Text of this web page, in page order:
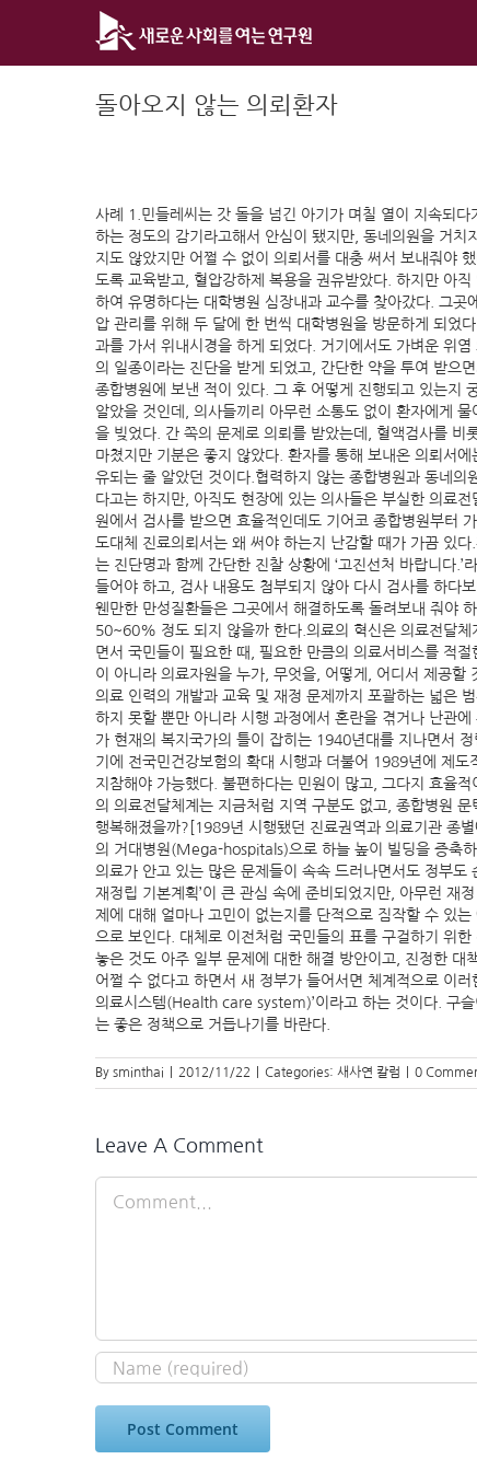
돌아오지 않는 의뢰환자
사례 1.민들레씨는 갓 돌을 넘긴 아기가 며칠 열이 지속되
하는 정도의 감기라고해서 안심이 됐지만, 동네의원을 거
지도 않았지만 어쩔 수 없이 의뢰서를 대충 써서 보내줘야
도록 교육받고, 혈압강하제 복용을 권유받았다. 하지만 아
하여 유명하다는 대학병원 심장내과 교수를 찾아갔다. 그
압 관리를 위해 두 달에 한 번씩 대학병원을 방문하게 되었
과를 가서 위내시경을 하게 되었다. 거기에서도 가벼운 위
의 일종이라는 진단을 받게 되었고, 간단한 약을 투여 받으
종합병원에 보낸 적이 있다. 그 후 어떻게 진행되고 있는지
알았을 것인데, 의사들끼리 아무런 소통도 없이 환자에게
을 빚었다. 간 쪽의 문제로 의뢰를 받았는데, 혈액검사를
마쳤지만 기분은 좋지 않았다. 환자를 통해 보내온 의뢰서
유되는 줄 알았던 것이다.협력하지 않는 종합병원과 동네
다고는 하지만, 아직도 현장에 있는 의사들은 부실한 의료
원에서 검사를 받으면 효율적인데도 기어코 종합병원부터
도대체 진료의뢰서는 왜 써야 하는지 난감할 때가 가끔 있
는 진단명과 함께 간단한 진찰 상황에 ‘고진선처 바랍니다
들어야 하고, 검사 내용도 첨부되지 않아 다시 검사를 하다
웬만한 만성질환들은 그곳에서 해결하도록 돌려보내 줘야
50~60% 정도 되지 않을까 한다.의료의 혁신은 의료전달
면서 국민들이 필요한 때, 필요한 만큼의 의료서비스를 적
이 아니라 의료자원을 누가, 무엇을, 어떻게, 어디서 제공
의료 인력의 개발과 교육 및 재정 문제까지 포괄하는 넓은
하지 못할 뿐만 아니라 시행 과정에서 혼란을 겪거나 난관
가 현재의 복지국가의 틀이 잡히는 1940년대를 지나면서
기에 전국민건강보험의 확대 시행과 더불어 1989년에 제
지참해야 가능했다. 불편하다는 민원이 많고, 그다지 효율
의 의료전달체계는 지금처럼 지역 구분도 없고, 종합병원
행복해졌을까?[1989년 시행됐던 진료권역과 의료기관 종
의 거대병원(Mega-hospitals)으로 하늘 높이 빌딩을 증축
의료가 안고 있는 많은 문제들이 속속 드러나면서도 정부
재정립 기본계획’이 큰 관심 속에 준비되었지만, 아무런 재
제에 대해 얼마나 고민이 없는지를 단적으로 짐작할 수 있
으로 보인다. 대체로 이전처럼 국민들의 표를 구걸하기 위
놓은 것도 아주 일부 문제에 대한 해결 방안이고, 진정한 대
어쩔 수 없다고 하면서 새 정부가 들어서면 체계적으로 이
의료시스템(Health care system)’이라고 하는 것이다. 구
는 좋은 정책으로 거듭나기를 바란다.
By sminthai 2012/11/22 Categories: 새사연 칼럼 0
Leave A Comment